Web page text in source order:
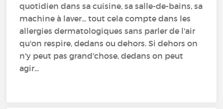
quotidien dans sa cuisine, sa salle-de-bains, sa
machine à laver... tout cela compte dans les
allergies dermatologiques sans parler de l'air
qu'on respire, dedans ou dehors. Si dehors on
n'y peut pas grand'chose, dedans on peut
agir...